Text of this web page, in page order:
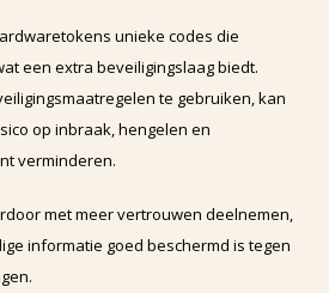
unieke codes die
een extra beveiligingslaag biedt.
te gebruiken, kan
op inbraak, hengelen en
verminderen.
met meer vertrouwen deelnemen,
informatie goed beschermd is tegen